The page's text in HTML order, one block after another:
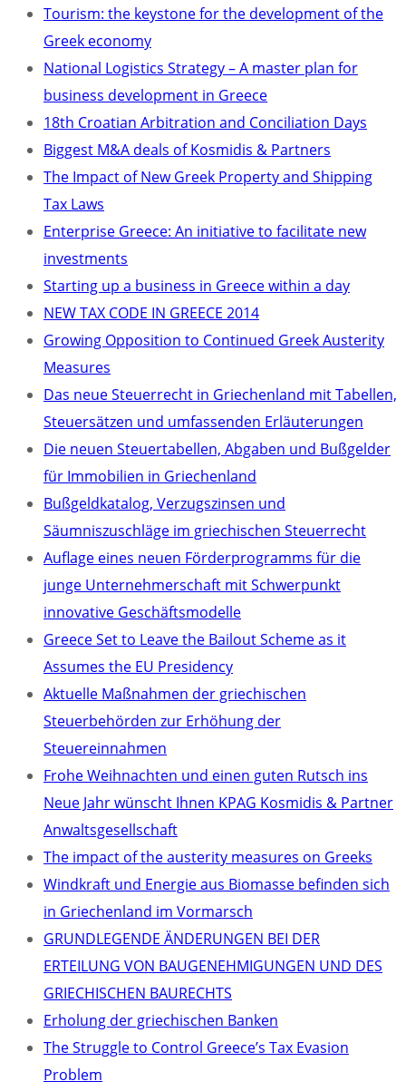
Tourism: the keystone for the development of the
Greek economy
National Logistics Strategy – A master plan for
business development in Greece
18th Croatian Arbitration and Conciliation Days
Biggest M&A deals of Kosmidis & Partners
The Impact of New Greek Property and Shipping
Tax Laws
Enterprise Greece: An initiative to facilitate new
investments
Starting up a business in Greece within a day
NEW TAX CODE IN GREECE 2014
Growing Opposition to Continued Greek Austerity
Measures
Das neue Steuerrecht in Griechenland mit Tabellen,
Steuersätzen und umfassenden Erläuterungen
Die neuen Steuertabellen, Abgaben und Bußgelder
für Immobilien in Griechenland
Bußgeldkatalog, Verzugszinsen und
Säumniszuschläge im griechischen Steuerrecht
Auflage eines neuen Förderprogramms für die
junge Unternehmerschaft mit Schwerpunkt
innovative Geschäftsmodelle
Greece Set to Leave the Bailout Scheme as it
Assumes the EU Presidency
Aktuelle Maßnahmen der griechischen
Steuerbehörden zur Erhöhung der
Steuereinnahmen
Frohe Weihnachten und einen guten Rutsch ins
Neue Jahr wünscht Ihnen KPAG Kosmidis & Partner
Anwaltsgesellschaft
The impact of the austerity measures on Greeks
Windkraft und Energie aus Biomasse befinden sich
in Griechenland im Vormarsch
GRUNDLEGENDE ÄNDERUNGEN BEI DER
ERTEILUNG VON BAUGENEHMIGUNGEN UND DES
GRIECHISCHEN BAURECHTS
Erholung der griechischen Banken
The Struggle to Control Greece’s Tax Evasion
Problem